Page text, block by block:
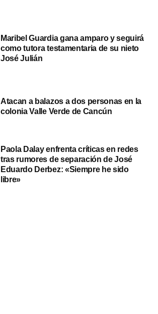
Maribel Guardia gana amparo y seguirá
como tutora testamentaria de su nieto
José Julián
Atacan a balazos a dos personas en la
colonia Valle Verde de Cancún
Paola Dalay enfrenta críticas en redes
tras rumores de separación de José
Eduardo Derbez: «Siempre he sido
libre»